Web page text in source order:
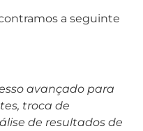
a seguinte
avançado para
troca de
de resultados de